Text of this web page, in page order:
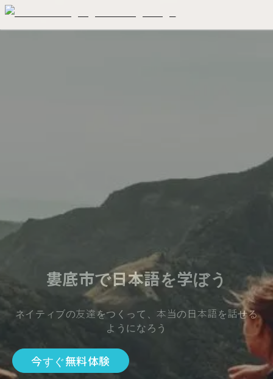
婁底市で日本語を学ぼう
ネイティブの友達をつくって、本当の日本語を話せる
ようになろう
今すぐ無料体験